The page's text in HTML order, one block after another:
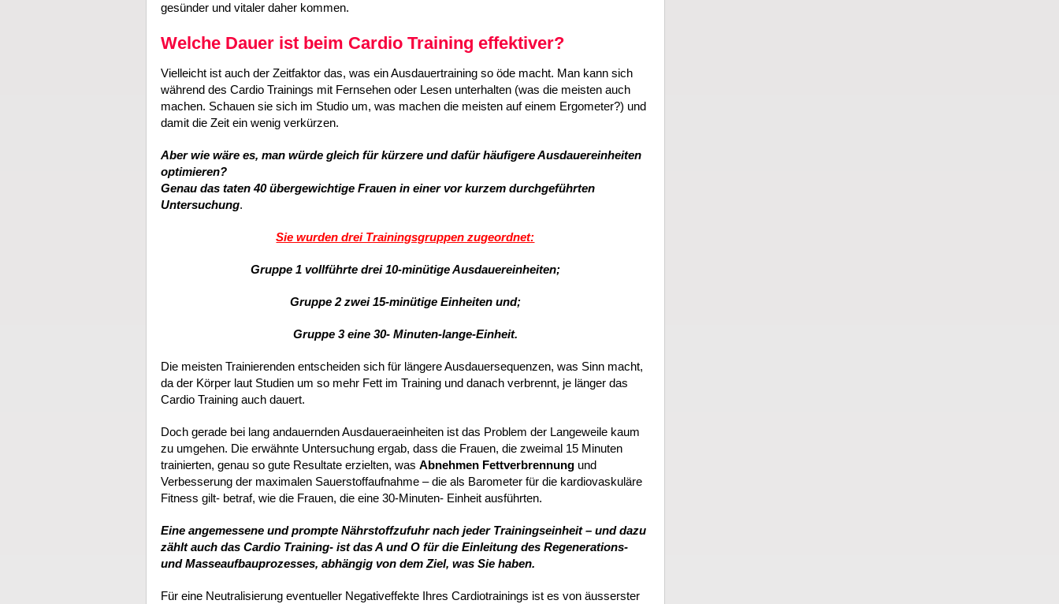
gesünder und vitaler daher kommen.
Welche Dauer ist beim Cardio Training effektiver?
Vielleicht ist auch der Zeitfaktor das, was ein Ausdauertraining so öde macht. Man kann sich
während des Cardio Trainings mit Fernsehen oder Lesen unterhalten (was die meisten auch
machen. Schauen sie sich im Studio um, was machen die meisten auf einem Ergometer?) und
damit die Zeit ein wenig verkürzen.
Aber wie wäre es, man würde gleich für kürzere und dafür häufigere Ausdauereinheiten
optimieren?
Genau das taten 40 übergewichtige Frauen in einer vor kurzem durchgeführten
Untersuchung.
Sie wurden drei Trainingsgruppen zugeordnet:
Gruppe 1 vollführte drei 10-minütige Ausdauereinheiten;
Gruppe 2 zwei 15-minütige Einheiten und;
Gruppe 3 eine 30- Minuten-lange-Einheit.
Die meisten Trainierenden entscheiden sich für längere Ausdauersequenzen, was Sinn macht,
da der Körper laut Studien um so mehr Fett im Training und danach verbrennt, je länger das
Cardio Training auch dauert.
Doch gerade bei lang andauernden Ausdaueraeinheiten ist das Problem der Langeweile kaum
zu umgehen. Die erwähnte Untersuchung ergab, dass die Frauen, die zweimal 15 Minuten
trainierten, genau so gute Resultate erzielten, was Abnehmen Fettverbrennungund
Verbesserung der maximalen Sauerstoffaufnahme – die als Barometer für die kardiovaskuläre
Fitness gilt- betraf, wie die Frauen, die eine 30-Minuten- Einheit ausführten.
Eine angemessene und prompte Nährstoffzufuhr nach jeder Trainingseinheit – und dazu
zählt auch das Cardio Training- ist das A und O für die Einleitung des Regenerations-
und Masseaufbauprozesses, abhängig von dem Ziel, was Sie haben.
Für eine Neutralisierung eventueller Negativeffekte Ihres Cardiotrainings ist es von äusserster